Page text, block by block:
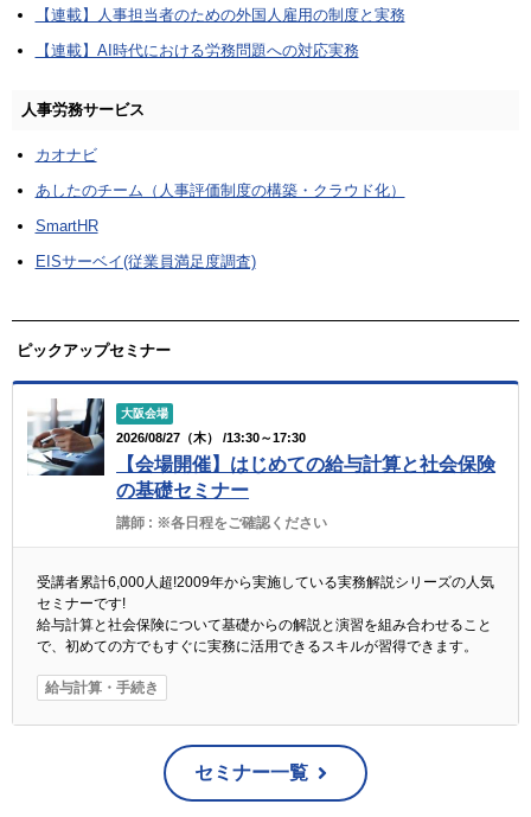
【連載】人事担当者のための外国人雇用の制度と実務
【連載】AI時代における労務問題への対応実務
人事労務サービス
カオナビ
あしたのチーム（人事評価制度の構築・クラウド化）
SmartHR
EISサーベイ(従業員満足度調査)
ピックアップセミナー
大阪会場
2026/08/27（木） /13:30～17:30
【会場開催】はじめての給与計算と社会保険
の基礎セミナー
講師 : ※各日程をご確認ください
受講者累計6,000人超!2009年から実施している実務解説シリーズの人気
セミナーです!
給与計算と社会保険について基礎からの解説と演習を組み合わせること
で、初めての方でもすぐに実務に活用できるスキルが習得できます。
給与計算・手続き
セミナー一覧